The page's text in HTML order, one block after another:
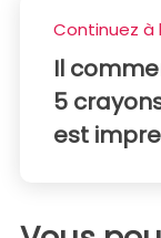
Continuez à
Il
5
est